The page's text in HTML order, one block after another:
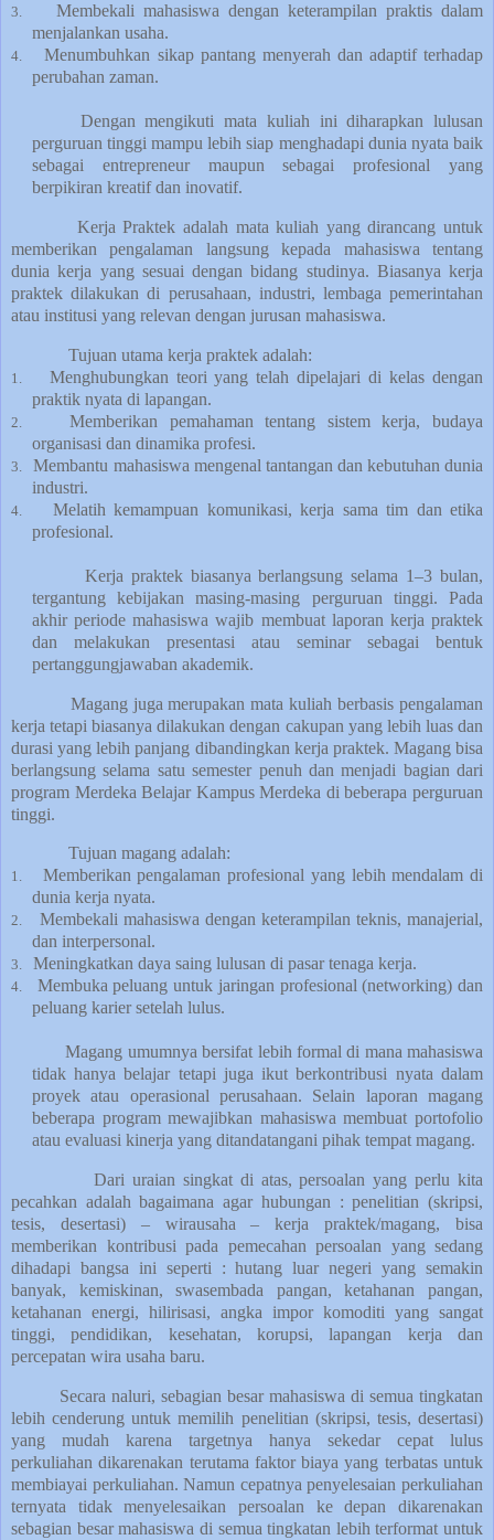
3.
Membekali mahasiswa dengan keterampilan praktis dalam
menjalankan usaha.
4.
Menumbuhkan sikap pantang menyerah dan adaptif terhadap
perubahan zaman.
Dengan mengikuti mata kuliah ini diharapkan lulusan
perguruan tinggi mampu lebih siap menghadapi dunia nyata baik
sebagai entrepreneur maupun sebagai profesional yang
berpikiran kreatif dan inovatif.
Kerja Praktek adalah mata kuliah yang dirancang untuk
memberikan pengalaman langsung kepada mahasiswa tentang
dunia kerja yang sesuai dengan bidang studinya. Biasanya kerja
praktek dilakukan di perusahaan, industri, lembaga pemerintahan
atau institusi yang relevan dengan jurusan mahasiswa.
Tujuan utama kerja praktek adalah:
1.
Menghubungkan teori yang telah dipelajari di kelas dengan
praktik nyata di lapangan.
2.
Memberikan pemahaman tentang sistem kerja, budaya
organisasi dan dinamika profesi.
3.
Membantu mahasiswa mengenal tantangan dan kebutuhan dunia
industri.
4.
Melatih kemampuan komunikasi, kerja sama tim dan etika
profesional.
Kerja praktek biasanya berlangsung selama 1–3 bulan,
tergantung kebijakan masing-masing perguruan tinggi. Pada
akhir periode mahasiswa wajib membuat laporan kerja praktek
dan melakukan presentasi atau seminar sebagai bentuk
pertanggungjawaban akademik.
Magang juga merupakan mata kuliah berbasis pengalaman
kerja tetapi biasanya dilakukan dengan cakupan yang lebih luas dan
durasi yang lebih panjang dibandingkan kerja praktek. Magang bisa
berlangsung selama satu semester penuh dan menjadi bagian dari
program Merdeka Belajar Kampus Merdeka di beberapa perguruan
tinggi.
Tujuan magang adalah:
1.
Memberikan pengalaman profesional yang lebih mendalam di
dunia kerja nyata.
2.
Membekali mahasiswa dengan keterampilan teknis, manajerial,
dan interpersonal.
3. Meningkatkan daya saing lulusan di pasar tenaga kerja.
4.
Membuka peluang untuk jaringan profesional (networking) dan
peluang karier setelah lulus.
Magang umumnya bersifat lebih formal di mana mahasiswa
tidak hanya belajar tetapi juga ikut berkontribusi nyata dalam
proyek atau operasional perusahaan. Selain laporan magang
beberapa program mewajibkan mahasiswa membuat portofolio
atau evaluasi kinerja yang ditandatangani pihak tempat magang.
Dari uraian singkat di atas, persoalan yang perlu kita
pecahkan adalah bagaimana agar hubungan : penelitian (skripsi,
tesis, desertasi) – wirausaha – kerja praktek/magang, bisa
memberikan kontribusi pada pemecahan persoalan yang sedang
dihadapi bangsa ini seperti : hutang luar negeri yang semakin
banyak, kemiskinan, swasembada pangan, ketahanan pangan,
ketahanan energi, hilirisasi, angka impor komoditi yang sangat
tinggi, pendidikan, kesehatan, korupsi, lapangan kerja dan
percepatan wira usaha baru.
Secara naluri, sebagian besar mahasiswa di semua tingkatan
lebih cenderung untuk memilih penelitian (skripsi, tesis, desertasi)
yang mudah karena targetnya hanya sekedar cepat lulus
perkuliahan dikarenakan terutama faktor biaya yang terbatas untuk
membiayai perkuliahan. Namun cepatnya penyelesaian perkuliahan
ternyata tidak menyelesaikan persoalan ke depan dikarenakan
sebagian besar mahasiswa di semua tingkatan lebih terformat untuk